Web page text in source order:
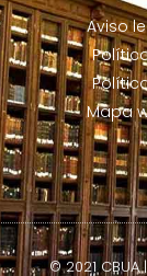
Aviso
Mapa
© 2021